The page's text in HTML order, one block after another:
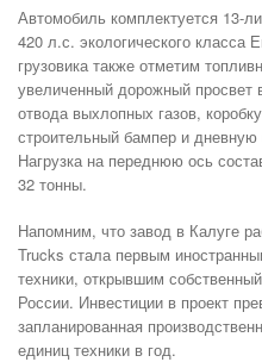
Автомобиль комплектуется 13-
420 л.с. экологического класса
грузовика также отметим
увеличенный дорожный просвет
отвода выхлопных газов,
строительный бампер и дневную
Нагрузка на переднюю ось
32 тонны.
Напомним, что завод в Калуге
Trucks стала первым
техники, открывшим
России. Инвестиции в проект
запланированная
единиц техники в год.